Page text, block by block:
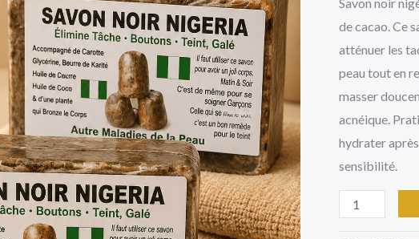
de cacao. Ce
atténuer les
peau tout en
masser
acnéique.
hydrater
sensibilité.